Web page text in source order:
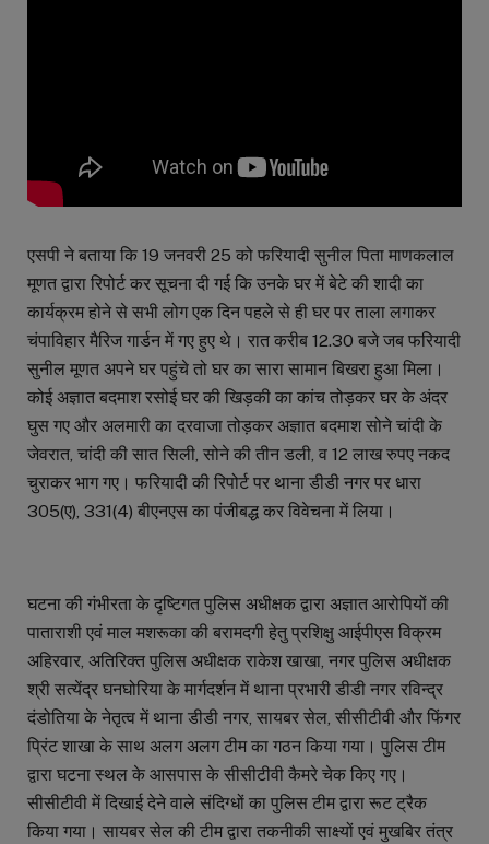
एसपी ने बताया कि 19 जनवरी 25 को फरियादी सुनील पिता माणकलाल
मूणत द्वारा रिपोर्ट कर सूचना दी गई कि उनके घर में बेटे की शादी का
कार्यक्रम होने से सभी लोग एक दिन पहले से ही घर पर ताला लगाकर
चंपाविहार मैरिज गार्डन में गए हुए थे। रात करीब 12.30 बजे जब फरियादी
सुनील मूणत अपने घर पहुंचे तो घर का सारा सामान बिखरा हुआ मिला।
कोई अज्ञात बदमाश रसोई घर की खिड़की का कांच तोड़कर घर के अंदर
घुस गए और अलमारी का दरवाजा तोड़कर अज्ञात बदमाश सोने चांदी के
जेवरात, चांदी की सात सिली, सोने की तीन डली, व 12 लाख रुपए नकद
चुराकर भाग गए। फरियादी की रिपोर्ट पर थाना डीडी नगर पर धारा
305(ए), 331(4) बीएनएस का पंजीबद्ध कर विवेचना में लिया।
घटना की गंभीरता के दृष्टिगत पुलिस अधीक्षक द्वारा अज्ञात आरोपियों की
पाताराशी एवं माल मशरूका की बरामदगी हेतु प्रशिक्षु आईपीएस विक्रम
अहिरवार, अतिरिक्त पुलिस अधीक्षक राकेश खाखा, नगर पुलिस अधीक्षक
श्री सत्येंद्र घनघोरिया के मार्गदर्शन में थाना प्रभारी डीडी नगर रविन्द्र
दंडोतिया के नेतृत्व में थाना डीडी नगर, सायबर सेल, सीसीटीवी और फिंगर
प्रिंट शाखा के साथ अलग अलग टीम का गठन किया गया। पुलिस टीम
द्वारा घटना स्थल के आसपास के सीसीटीवी कैमरे चेक किए गए।
सीसीटीवी में दिखाई देने वाले संदिग्धों का पुलिस टीम द्वारा रूट ट्रैक
किया गया। सायबर सेल की टीम द्वारा तकनीकी साक्ष्यों एवं मुखबिर तंत्र